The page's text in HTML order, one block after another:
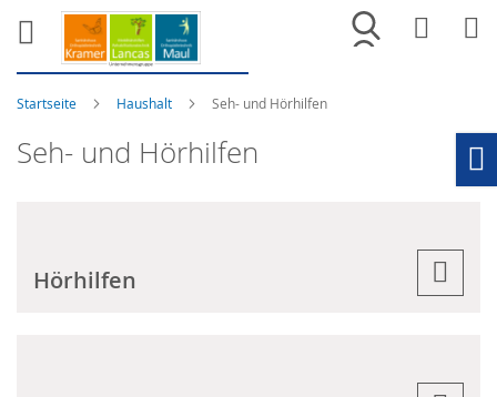
Merkliste
Startseite Haushalt Seh- und Hörhilfen
Seh- und Hörhilfen
Hörhilfen